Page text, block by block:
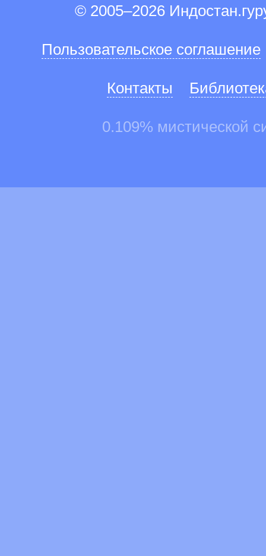
© 2005–2026
Пользовательское соглашение
Контакты
0.109% мистической